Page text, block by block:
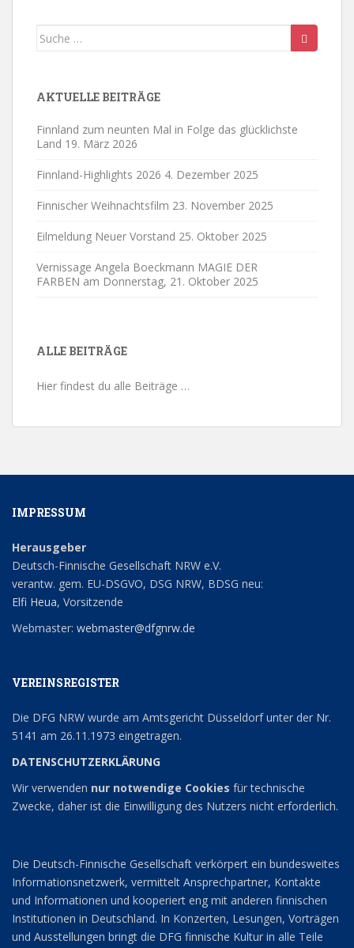
Suche
AKTUELLE BEITRÄGE
Finnland zum neunten Mal in Folge das glücklichste
Land 19. März 2026
Finnland-Highlights 2026 4. Dezember 2025
Finnischer Weihnachtsfilm 23. November 2025
Eilmeldung Neuer Vorstand 25. Oktober 2025
Vernissage Angela Boeckmann MAGIE DER
FARBEN am Donnerstag, 21. Oktober 2025
ALLE BEITRÄGE
Hier findest du alle Beiträge …
IMPRESSUM
Herausgeber
Deutsch-Finnische Gesellschaft NRW e.V.
verantw. gem. EU-DSGVO, DSG NRW, BDSG neu:
Elfi Heua, Vorsitzende
Webmaster: webmaster@dfgnrw.de
VEREINSREGISTER
Die DFG NRW wurde am Amtsgericht Düsseldorf unter der Nr.
5141 am 26.11.1973 eingetragen.
DATENSCHUTZERKLÄRUNG
Wir verwenden nur notwendige Cookies für technische
Zwecke, daher ist die Einwilligung des Nutzers nicht erforderlich.
Die Deutsch-Finnische Gesellschaft verkörpert ein bundesweites
Informationsnetzwerk, vermittelt Ansprechpartner, Kontakte
und Informationen und kooperiert eng mit anderen finnischen
Institutionen in Deutschland. In Konzerten, Lesungen, Vorträgen
und Ausstellungen bringt die DFG finnische Kultur in alle Teile